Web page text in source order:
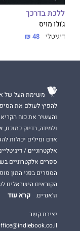
ללכת בדרכך
ג'וג'ו מויס
דיגיטלי 48 ₪
משימת העל של
להפיץ לעולם את
והעשיר את כוח
ולמידה, בדיוק
אדם ומילים יכולות
אלקטרוניים /
ספרים אלקטרוניים
הספרים בפני המון
הקוראים הישראלים
וז'אנרים.
קרא עוד
יצירת קשר